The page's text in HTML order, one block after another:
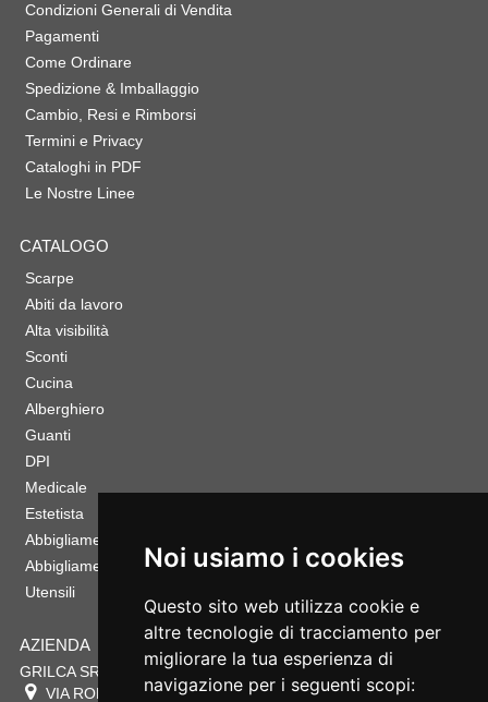
Noi usiamo i cookies
Questo sito web utilizza cookie e
altre tecnologie di tracciamento per
migliorare la tua esperienza di
navigazione per i seguenti scopi:
Condizioni Generali di Vendita
Pagamenti
Come Ordinare
Spedizione & Imballaggio
Cambio, Resi e Rimborsi
Termini e Privacy
Cataloghi in PDF
Le Nostre Linee
CATALOGO
Scarpe
Abiti da lavoro
Alta visibilità
Sconti
Cucina
Alberghiero
Guanti
DPI
Medicale
Estetista
Abbigliamento Sportivo
Abbigliamento Bambino
Utensili
AZIENDA
GRILCA SRL
VIA ROMA 180 88054 SERSALE CZ